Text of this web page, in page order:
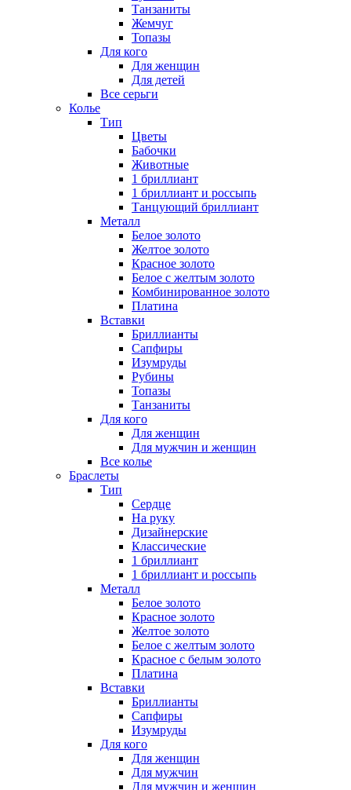
Танзаниты
Жемчуг
Топазы
Для кого
Для женщин
Для детей
Все серьги
Колье
Тип
Цветы
Бабочки
Животные
1 бриллиант
1 бриллиант и россыпь
Танцующий бриллиант
Металл
Белое золото
Желтое золото
Красное золото
Белое с желтым золото
Комбинированное золото
Платина
Вставки
Бриллианты
Сапфиры
Изумруды
Рубины
Топазы
Танзаниты
Для кого
Для женщин
Для мужчин и женщин
Все колье
Браслеты
Тип
Сердце
На руку
Дизайнерские
Классические
1 бриллиант
1 бриллиант и россыпь
Металл
Белое золото
Красное золото
Желтое золото
Белое с желтым золото
Красное с белым золото
Платина
Вставки
Бриллианты
Сапфиры
Изумруды
Для кого
Для женщин
Для мужчин
Для мужчин и женщин